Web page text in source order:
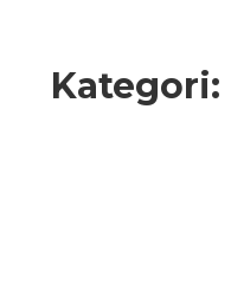
Kategori: